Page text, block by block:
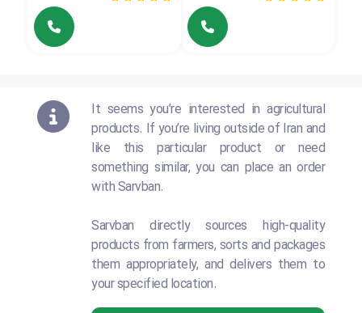
It seems you’re interested in agricultural
products. If you’re living outside of Iran and
like this particular product or need
something similar, you can place an order
with Sarvban.
Sarvban directly sources high-quality
products from farmers, sorts and packages
them appropriately, and delivers them to
your specified location.